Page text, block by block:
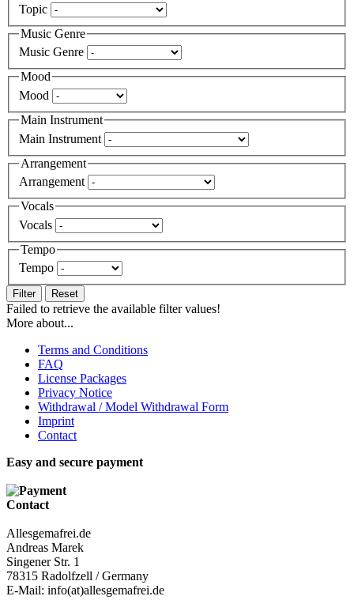
Topic
Music Genre
Music Genre
Mood
Mood
Main Instrument
Main Instrument
Arrangement
Arrangement
Vocals
Vocals
Tempo
Tempo
Filter Reset
Failed to retrieve the available filter values!
More about...
Terms and Conditions
FAQ
License Packages
Privacy Notice
Withdrawal / Model Withdrawal Form
Imprint
Contact
Easy and secure payment
Contact
Allesgemafrei.de
Andreas Marek
Singener Str. 1
78315 Radolfzell / Germany
E-Mail: info(at)allesgemafrei.de